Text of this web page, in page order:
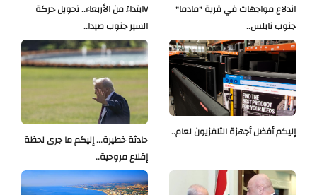
Vابتداءً من الأربعاء.. تحويل حركة
السير جنوب صيدا..
اندلاع مواجهات في قرية "مادما"
جنوب نابلس..
حادثة خطيرة... إليكم ما جرى لحظة
إقلاع مروحية..
إليكم أفضل أجهزة التلفزيون لعام..